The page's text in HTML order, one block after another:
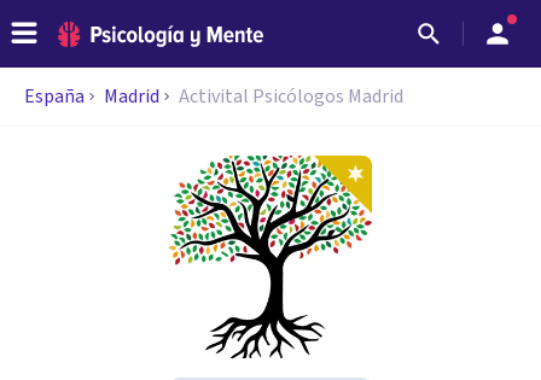
España Madrid Activital Psicólogos Madrid